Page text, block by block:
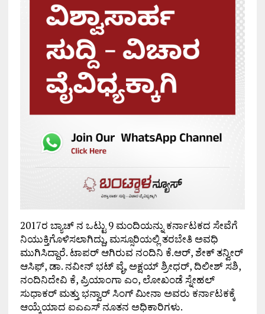
2017ರ ಬ್ಯಾಚ್ ನ ಒಟ್ಟು 9 ಮಂದಿಯನ್ನು ಕರ್ನಾಟಕದ ಸೇವೆಗೆ
ನಿಯುಕ್ತಿಗೊಳಿಸಲಾಗಿದ್ದು, ಮಸ್ಸೂರಿಯಲ್ಲಿ ತರಬೇತಿ ಅವಧಿ
ಮುಗಿಸಿದ್ದಾರೆ. ಟಾಪರ್ ಆಗಿರುವ ನಂದಿನಿ ಕೆ.ಆರ್, ಶೇಕ್ ತನ್ವೀರ್
ಆಸಿಫ್, ಡಾ. ನವೀನ್ ಭಟ್ ವೈ, ಅಕ್ಷಯ್ ಶ್ರೀಧರ್, ದಿಲೀಶ್ ಸಶಿ,
ನಂದಿನಿದೇವಿ ಕೆ, ಪ್ರಿಯಾಂಗಾ ಎಂ, ಲೋಖಂಡೆ ಸ್ನೇಹಲ್
ಸುಧಾಕರ್ ಮತ್ತು ಭನ್ವಾರ್ ಸಿಂಗ್ ಮೀನಾ ಅವರು ಕರ್ನಾಟಕಕ್ಕೆ
ಆಯ್ಕೆಯಾದ ಐಎಎಸ್ ನೂತನ ಅಧಿಕಾರಿಗಳು.